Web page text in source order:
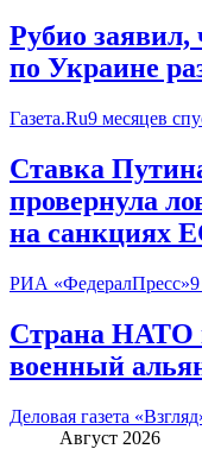
Рубио
по Украине
Газета.Ru9 месяцев
Ставка
провернула
на санкциях
РИА «ФедералПресс»
Страна НАТО
военный
Деловая газета
Август 2026